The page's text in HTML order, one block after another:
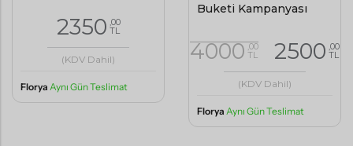
2350 ,00
TL
(KDV Dahil)
Florya Aynı Gün Teslimat
Buketi Kampanyası
4000 ,00
TL 2500 ,00
TL
(KDV Dahil)
Florya Aynı Gün Teslimat